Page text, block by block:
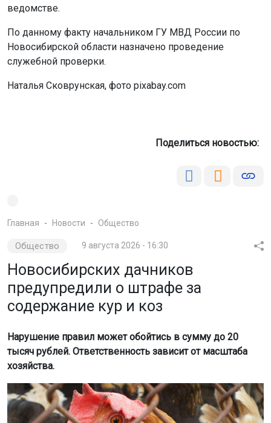
ведомстве.
По данному факту начальником ГУ МВД России по
Новосибирской области назначено проведение
служебной проверки.
Наталья Сковрунская, фото pixabay.com
Поделиться новостью:
Главная Новости Общество
Общество 9 августа 2026 - 16:30
Новосибирских дачников
предупредили о штрафе за
содержание кур и коз
Нарушение правил может обойтись в сумму до 20
тысяч рублей. Ответственность зависит от масштаба
хозяйства.